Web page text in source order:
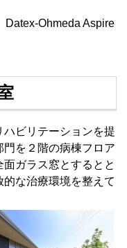
Datex-Ohmeda Aspire
ビリテーションを提
を２階の病棟フロア
ガラス窓とするとと
な治療環境を整えて